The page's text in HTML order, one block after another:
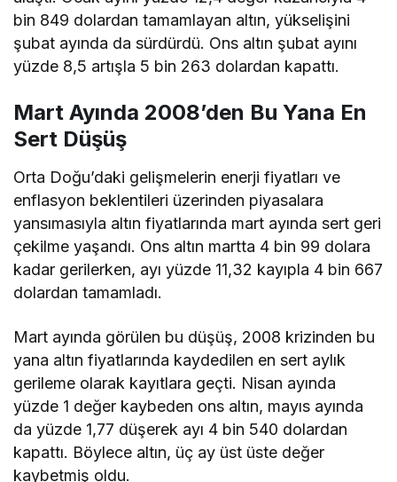
bin 849 dolardan tamamlayan altın, yükselişini
şubat ayında da sürdürdü. Ons altın şubat ayını
yüzde 8,5 artışla 5 bin 263 dolardan kapattı.
Mart Ayında 2008’den Bu Yana En
Sert Düşüş
Orta Doğu’daki gelişmelerin enerji fiyatları ve
enflasyon beklentileri üzerinden piyasalara
yansımasıyla altın fiyatlarında mart ayında sert geri
çekilme yaşandı. Ons altın martta 4 bin 99 dolara
kadar gerilerken, ayı yüzde 11,32 kayıpla 4 bin 667
dolardan tamamladı.
Mart ayında görülen bu düşüş, 2008 krizinden bu
yana altın fiyatlarında kaydedilen en sert aylık
gerileme olarak kayıtlara geçti. Nisan ayında
yüzde 1 değer kaybeden ons altın, mayıs ayında
da yüzde 1,77 düşerek ayı 4 bin 540 dolardan
kapattı. Böylece altın, üç ay üst üste değer
kaybetmiş oldu.